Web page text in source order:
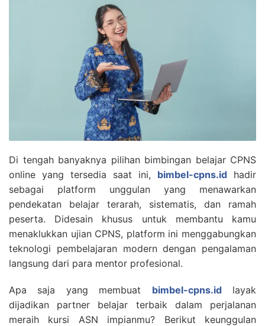
Di tengah banyaknya pilihan bimbingan belajar CPNS
online yang tersedia saat ini, bimbel-cpns.id hadir
sebagai platform unggulan yang menawarkan
pendekatan belajar terarah, sistematis, dan ramah
peserta. Didesain khusus untuk membantu kamu
menaklukkan ujian CPNS, platform ini menggabungkan
teknologi pembelajaran modern dengan pengalaman
langsung dari para mentor profesional.
Apa saja yang membuat bimbel-cpns.idlayak
dijadikan partner belajar terbaik dalam perjalanan
meraih kursi ASN impianmu? Berikut keunggulan